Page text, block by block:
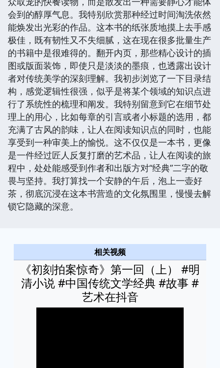
会到的醇厚气息。我特别欣赏那种经过时间淘洗依然
能焕发出光彩的作品。这本书的纸张质地摸上去手感
极佳，既有韧性又不失细腻，这在现在很多批量生产
的书籍中是很难得的。翻开内页，那些精心设计的插
图或版面装饰，即使只是淡淡的墨痕，也透露出设计
者对传统美学的深刻理解。我初步浏览了一下目录结
构，感觉逻辑性很强，似乎是将某个领域的知识点进
行了系统性的梳理和阐发。我特别留意到它在细节处
理上的用心，比如每章的引言或者小标题的选用，都
充满了古风的韵味，让人在阅读知识点的同时，也能
享受到一种审美上的愉悦。这不仅仅是一本书，更像
是一件经过匠人反复打磨的艺术品，让人在阅读的旅
程中，处处能感受到作者和出版方对“经典”二字的敬
畏与坚持。我打算找一个安静的午后，泡上一壶好
茶，彻底沉浸在这本书营造的文化氛围里，慢慢去解
锁它隐藏的深意。
相关视频
《初刻拍案惊奇》第一回（上） #明
清小说 #中国传统文学经典 #故事 #
艺术在抖音